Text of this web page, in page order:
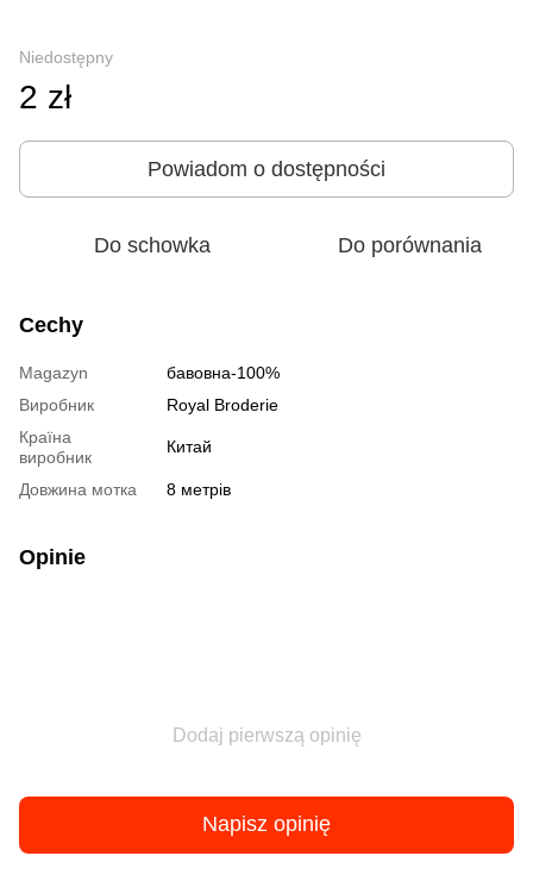
Niedostępny
2 zł
Powiadom o dostępności
Do schowka Do porównania
Cechy
Magazyn
бавовна-100%
Виробник
Royal Broderie
Країна
виробник
Китай
Довжина мотка 8 метрів
Opinie
Dodaj pierwszą opinię
Napisz opinię